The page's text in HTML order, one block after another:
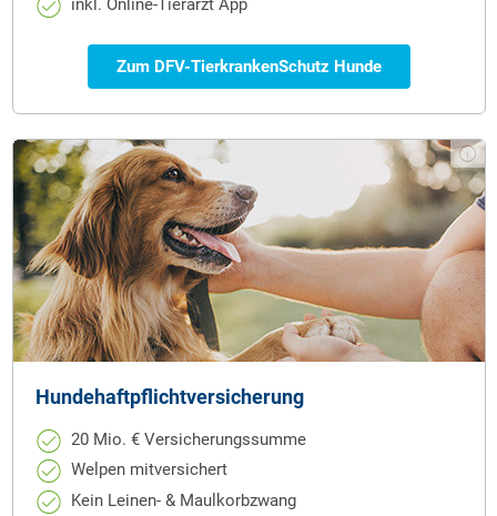
Zum DFV-TierkrankenSchutz Hunde
Hunde­haftpflicht­versicherung
20 Mio. € Versicherungssumme
Welpen mitversichert
Kein Leinen- & Maulkorbzwang